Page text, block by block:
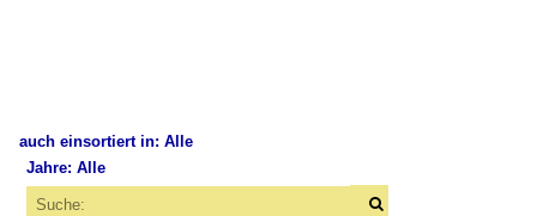
auch einsortiert in: Alle
Alle Kategorien
Jahre: Alle